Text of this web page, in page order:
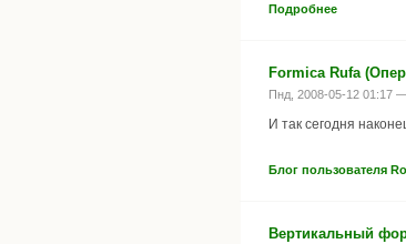
Подробнее
Formica Rufa
Пнд, 2008-05-12 01:17
И так сегодня
Блог пользователя
Вертикальный